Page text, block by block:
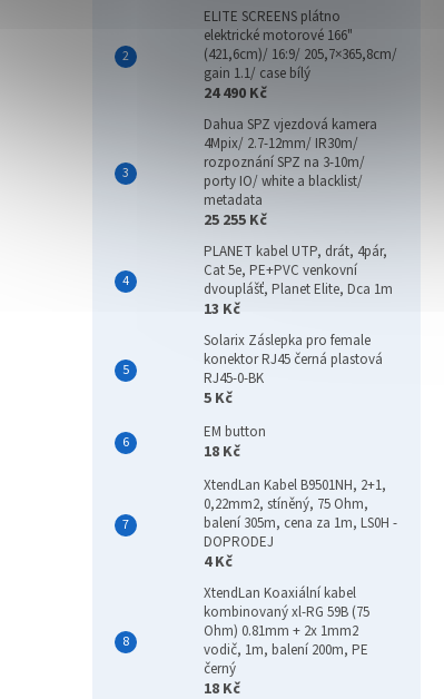
ELITE SCREENS plátno
elektrické motorové 166"
(421,6cm)/ 16:9/ 205,7×365,8cm/
gain 1.1/ case bílý
24 490 Kč
Dahua SPZ vjezdová kamera
4Mpix/ 2.7-12mm/ IR30m/
rozpoznání SPZ na 3-10m/
porty IO/ white a blacklist/
metadata
25 255 Kč
PLANET kabel UTP, drát, 4pár,
Cat 5e, PE+PVC venkovní
dvouplášť, Planet Elite, Dca 1m
13 Kč
Solarix Záslepka pro female
konektor RJ45 černá plastová
RJ45-0-BK
5 Kč
EM button
18 Kč
XtendLan Kabel B9501NH, 2+1,
0,22mm2, stíněný, 75 Ohm,
balení 305m, cena za 1m, LS0H -
DOPRODEJ
4 Kč
XtendLan Koaxiální kabel
kombinovaný xl-RG 59B (75
Ohm) 0.81mm + 2x 1mm2
vodič, 1m, balení 200m, PE
černý
18 Kč